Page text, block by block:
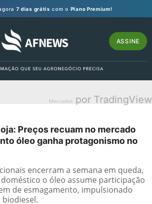
7 dias grátis com o Plano Premium!
ASSINE
Mercados por TradingView
Preços recuam no mercado
óleo ganha protagonismo no
encerram a semana em queda,
o óleo assume participação
de esmagamento, impulsionado
biodiesel.